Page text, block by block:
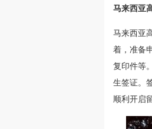
马来西亚
马来西亚
着，准备
复印件等
生签证。
顺利开启